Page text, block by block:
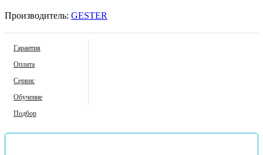
Производитель: GESTER
Гарантия
Оплата
Сервис
Обучение
Подбор